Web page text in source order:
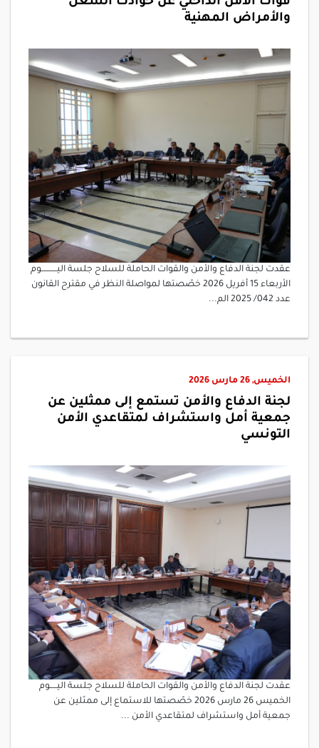
والأمراض المهنية
عقدت لجنة الدفاع والأمن والقوات الحاملة للسلاح جلسة اليـــــــــــوم
الأربعاء 15 أفريل 2026 خصّصتها لمواصلة النظر في مقترح القانون
عدد 042/ 2025 الم...
الخميس, 26 مارس 2026
لجنة الدفاع والأمن تستمع إلى ممثلين عن
جمعية أمل واستشراف لمتقاعدي الأمن
التونسي
عقدت لجنة الدفاع والأمن والقوات الحاملة للسلاح جلسة اليـــــوم
الخميس 26 مارس 2026 خصّصتها للاستماع إلى ممثلين عن
جمعية أمل واستشراف لمتقاعدي الأمن ...